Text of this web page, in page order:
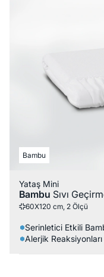
Bambu
Yataş Mini
Bambu Sıvı
60X120 cm, 2 Ölçü
Serinletici Etkili
Alerjik